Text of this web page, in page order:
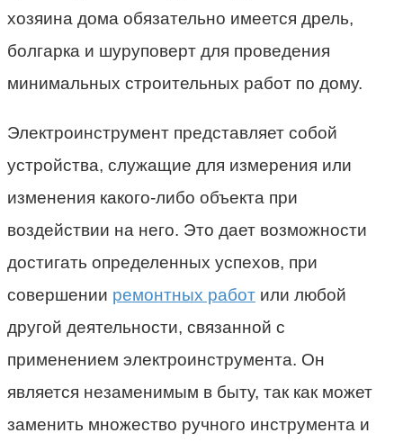
хозяина дома обязательно имеется дрель,
болгарка и шуруповерт для проведения
минимальных строительных работ по дому.
Электроинструмент представляет собой
устройства, служащие для измерения или
изменения какого-либо объекта при
воздействии на него. Это дает возможности
достигать определенных успехов, при
совершении ремонтных работ или любой
другой деятельности, связанной с
применением электроинструмента. Он
является незаменимым в быту, так как может
заменить множество ручного инструмента и